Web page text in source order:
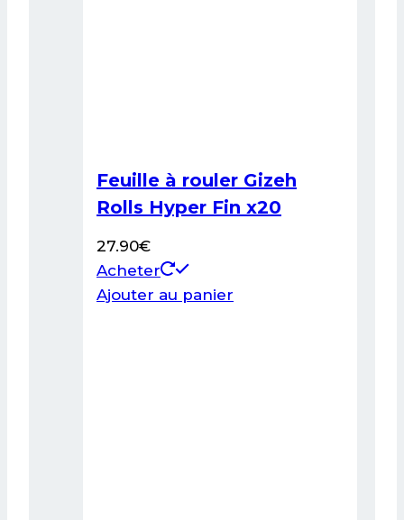
Feuille à rouler Gizeh
Rolls Hyper Fin x20
27.90€
Acheter
Ajouter au panier